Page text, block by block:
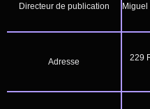
Directeur de publication Miguel
Adresse
229